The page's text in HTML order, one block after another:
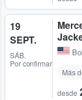
19
SEPT.
SÁB.
Por confirmar
Más
desde